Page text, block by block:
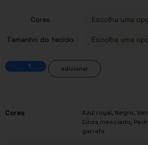
Cores
Tamanho do tecido
adicionar
Cores Azul royal, Negro,
Cinza mesclado,
garrafa